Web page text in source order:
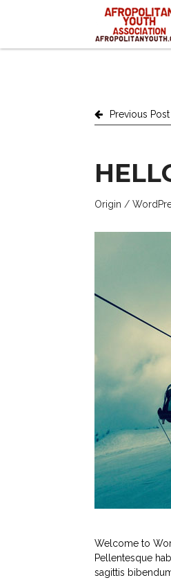
Previous Post
Origin /
Welcome to
Pellentesque
sagittis